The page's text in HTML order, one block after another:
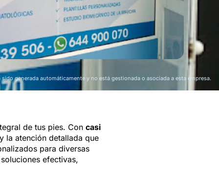
sido generada automáticamente y no está gestionada o asociada a esta empresa.
de tus pies. Con casi
la atención detallada que
para diversas
efectivas,